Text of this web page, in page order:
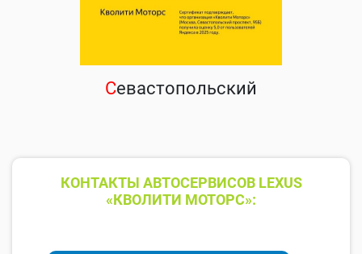
Севастопольский
КОНТАКТЫ АВТОСЕРВИСОВ LEXUS
«КВОЛИТИ МОТОРС»: